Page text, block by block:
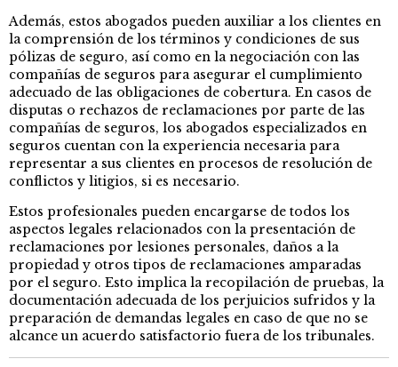
Además, estos abogados pueden auxiliar a los clientes en
la comprensión de los términos y condiciones de sus
pólizas de seguro, así como en la negociación con las
compañías de seguros para asegurar el cumplimiento
adecuado de las obligaciones de cobertura. En casos de
disputas o rechazos de reclamaciones por parte de las
compañías de seguros, los abogados especializados en
seguros cuentan con la experiencia necesaria para
representar a sus clientes en procesos de resolución de
conflictos y litigios, si es necesario.
Estos profesionales pueden encargarse de todos los
aspectos legales relacionados con la presentación de
reclamaciones por lesiones personales, daños a la
propiedad y otros tipos de reclamaciones amparadas
por el seguro. Esto implica la recopilación de pruebas, la
documentación adecuada de los perjuicios sufridos y la
preparación de demandas legales en caso de que no se
alcance un acuerdo satisfactorio fuera de los tribunales.